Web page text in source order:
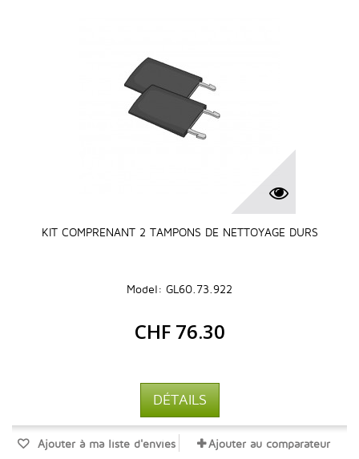
KIT COMPRENANT 2 TAMPONS DE NETTOYAGE DURS
Model: GL60.73.922
CHF 76.30
DÉTAILS
Ajouter à ma liste d'envies Ajouter au comparateur